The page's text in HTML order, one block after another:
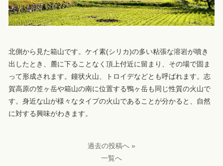
北側から見た箱山です。ケイ素(シリカ)の多い粘張な溶岩が噴き
出したとき、麓に下ることなく頂上付近に留まり、その場で固ま
って形成されます。鐘状火山、トロイデなどとも呼ばれます。志
賀高原の笠ヶ岳や箱山の南に位置する鴨ヶ岳も同じ性質の火山で
す。身近な山が様々なタイプの火山であることが分かると、自然
に対する興味がわきます。
過去の投稿へ »
一覧へ